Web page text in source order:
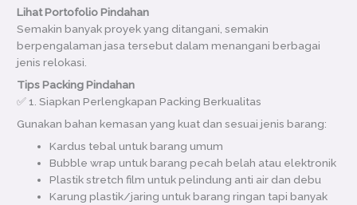
Lihat Portofolio Pindahan
Semakin banyak proyek yang ditangani, semakin
berpengalaman jasa tersebut dalam menangani berbagai
jenis relokasi.
Tips Packing Pindahan
✅ 1. Siapkan Perlengkapan Packing Berkualitas
Gunakan bahan kemasan yang kuat dan sesuai jenis barang:
Kardus tebal untuk barang umum
Bubble wrap untuk barang pecah belah atau elektronik
Plastik stretch film untuk pelindung anti air dan debu
Karung plastik/jaring untuk barang ringan tapi banyak